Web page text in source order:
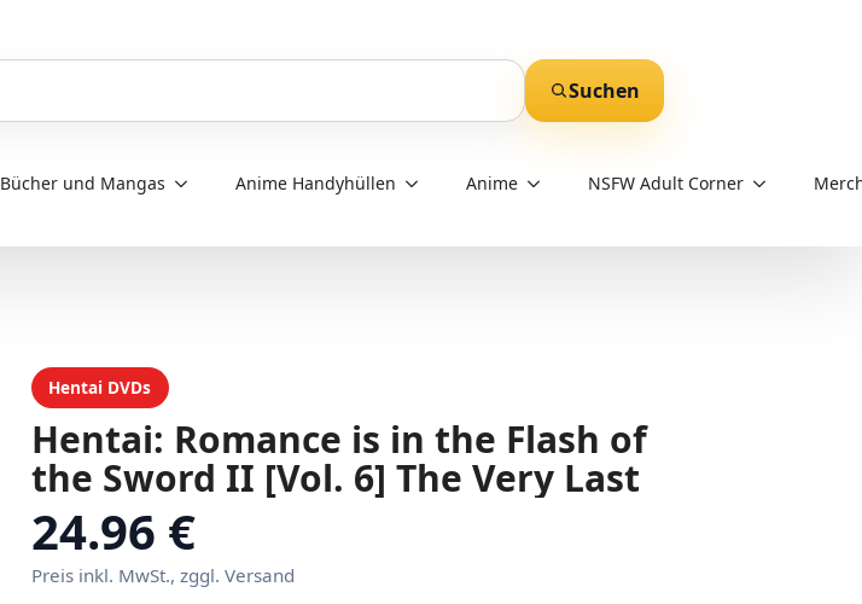
Suchen
Bücher und Mangas Anime Handyhüllen Anime NSFW Adult Corner
Hentai DVDs
Hentai: Romance is in the Flash of
the Sword II [Vol. 6] The Very Last
24.96 €
Preis inkl. MwSt., zggl. Versand